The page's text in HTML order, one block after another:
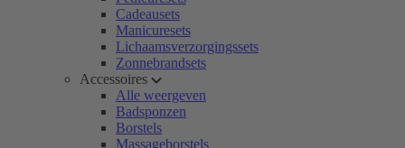
Cadeausets
Manicuresets
Lichaamsverzorgingssets
Zonnebrandsets
Accessoires
Alle weergeven
Badsponzen
Borstels
Massageborstels